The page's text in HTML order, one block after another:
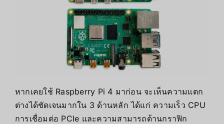
หากเคยใช้ Raspberry Pi 4 มาก่อน จะเห็นความแตก
ต่างได้ชัดเจนมากใน 3 ด้านหลัก ได้แก่ ความเร็ว CPU
การเชื่อมต่อ PCIe และความสามารถด้านกราฟิก